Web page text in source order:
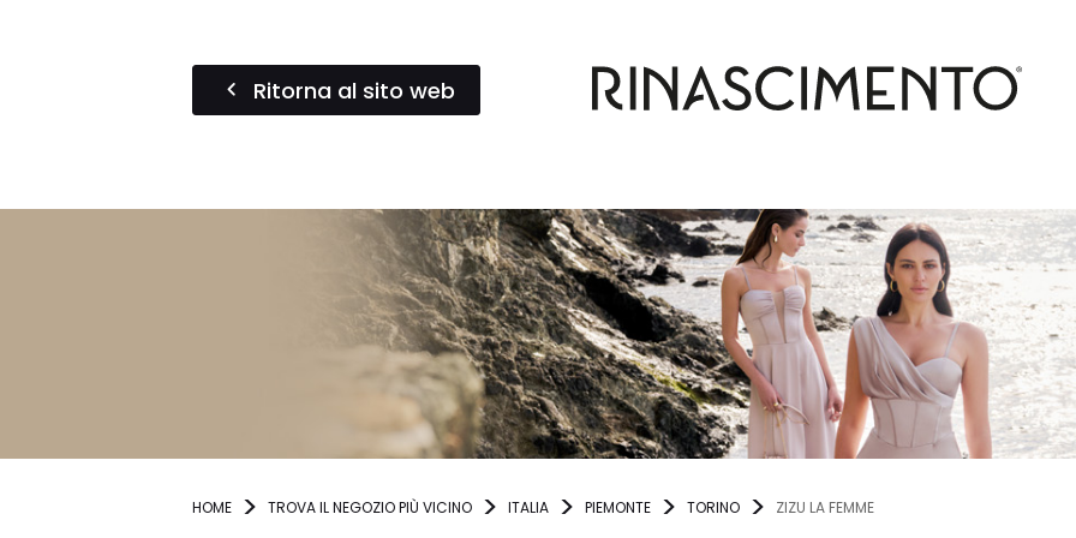
Ritorna al sito web
HOME TROVA IL NEGOZIO PIÙ VICINO ITALIA PIEMONTE TORINO ZIZU LA FEMME